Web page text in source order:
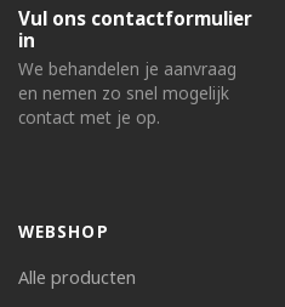
Vul ons contactformulier
in
We behandelen je aanvraag
en nemen zo snel mogelijk
contact met je op.
WEBSHOP
Alle producten